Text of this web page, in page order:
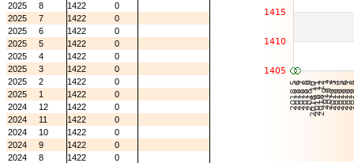
2025
8 1422
0
2025
7 1422
0
2025
6 1422
0
2025
5 1422
0
2025
4 1422
0
2025
3 1422
0
2025
2 1422
0
2025
1 1422
0
2024
12 1422
0
2024
11 1422
0
2024
10 1422
0
2024
9 1422
0
2024
8 1422
0